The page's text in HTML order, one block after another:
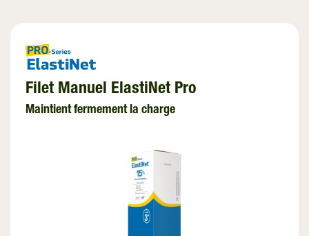
Filet Manuel ElastiNet Pro
Maintient fermement la charge